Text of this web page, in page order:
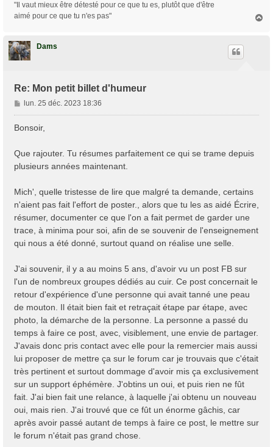
e
"Il vaut mieux être détesté pour ce que tu es, plutôt que d'être
aimé pour ce que tu n'es pas"
Dams
Re: Mon petit billet d'humeur
M
e
s
g
e
lun. 25 déc. 2023 18:36
Bonsoir,
Que rajouter. Tu résumes parfaitement ce qui se trame depuis
plusieurs années maintenant.
Mich', quelle tristesse de lire que malgré ta demande, certains
n'aient pas fait l'effort de poster., alors que tu les as aidé Écrire,
résumer, documenter ce que l'on a fait permet de garder une
trace, à minima pour soi, afin de se souvenir de l'enseignement
qui nous a été donné, surtout quand on réalise une selle.
J'ai souvenir, il y a au moins 5 ans, d'avoir vu un post FB sur
l'un de nombreux groupes dédiés au cuir. Ce post concernait le
retour d'expérience d'une personne qui avait tanné une peau
de mouton. Il était bien fait et retraçait étape par étape, avec
photo, la démarche de la personne. La personne a passé du
temps à faire ce post, avec, visiblement, une envie de partager.
J'avais donc pris contact avec elle pour la remercier mais aussi
lui proposer de mettre ça sur le forum car je trouvais que c'était
très pertinent et surtout dommage d'avoir mis ça exclusivement
sur un support éphémère. J'obtins un oui, et puis rien ne fût
fait. J'ai bien fait une relance, à laquelle j'ai obtenu un nouveau
oui, mais rien. J'ai trouvé que ce fût un énorme gâchis, car
après avoir passé autant de temps à faire ce post, le mettre sur
le forum n'était pas grand chose.